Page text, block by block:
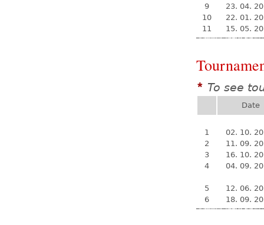
9
23. 04.
10
22. 01.
11
15. 05.
* To see
Date
1
02. 10.
2
11. 09.
3
16. 10.
4
04. 09.
5
12. 06.
6
18. 09.